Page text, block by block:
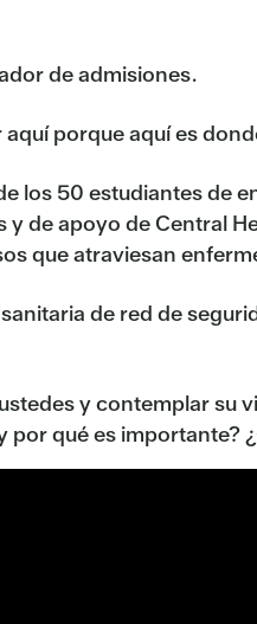
de admisiones.
porque aquí es
los 50 estudiantes de
de apoyo de Central
que atraviesan
de red de
y contemplar su
por qué es importante?